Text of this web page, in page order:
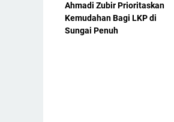
Ahmadi Zubir Prioritaskan
Kemudahan Bagi LKP di
Sungai Penuh